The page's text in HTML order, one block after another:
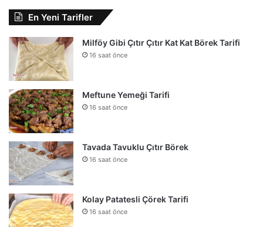
En Yeni Tarifler
Milföy Gibi Çıtır Çıtır Kat Kat Börek Tarifi
16 saat önce
Meftune Yemeği Tarifi
16 saat önce
Tavada Tavuklu Çıtır Börek
16 saat önce
Kolay Patatesli Çörek Tarifi
16 saat önce